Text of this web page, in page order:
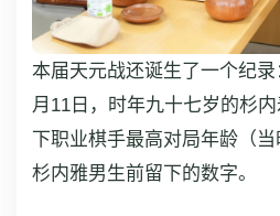
本届天元战还诞生了一个纪
月11日，时年九十七岁的杉
下职业棋手最高对局年龄（
杉内雅男生前留下的数字。